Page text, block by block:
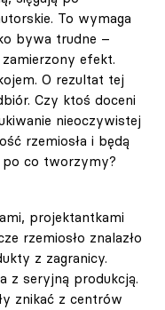
To wymaga
bywa trudne –
efekt.
O rezultat tej
Czy ktoś doceni
nieoczywistej
rzemiosła i będą
po co tworzymy?
projektantkami
rzemiosło znalazło
z zagranicy.
z seryjną produkcją.
znikać z centrów